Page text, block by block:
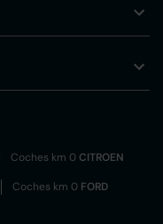
Coches km 0CITROEN
Coches km 0 FORD